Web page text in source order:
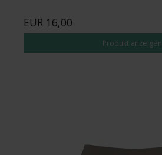
EUR 16,00
Produkt anzeigen